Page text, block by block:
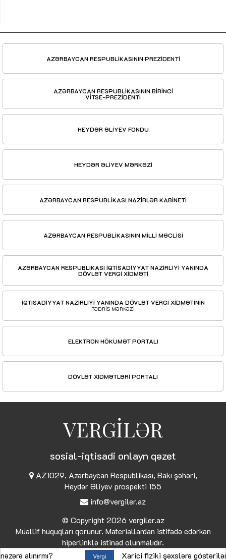
AZƏRBAYCAN RESPUBLİKASININ PREZİDENTİ
AZƏRBAYCAN RESPUBLİKASININ BİRİNCİ
VİTSE-PREZİDENTİ
HEYDƏR ƏLİYEV FONDU
HEYDƏR ƏLİYEV MƏRKƏZİ
AZƏRBAYCAN RESPUBLİKASI NAZİRLƏR KABİNETİ
AZƏRBAYCAN RESPUBLİKASININ MİLLİ MƏCLİSİ
AZƏRBAYCAN RESPUBLİKASI İQTİSADİYYAT NAZİRLİYİ YANINDA
DÖVLƏT VERGİ XİDMƏTİ
İQTİSADİYYAT NAZİRLİYİ YANINDA DÖVLƏT VERGİ XİDMƏTİNİN
TƏDRİS MƏRKƏZİ
ELEKTRON HÖKUMƏT PORTALI
DÖVLƏT XİDMƏTLƏRİ PORTALI
VERGİLƏR
sosial-iqtisadi onlayn qəzet
AZ1029, Azərbaycan Respublikası, Bakı şəhəri,
Heydər Əliyev prospekti 155
info@vergiler.az
© Copyright 2026 vergiler.az
Müəllif hüquqları qorunur. Materiallardan istifadə edərkən
hiperlinklə istinad olunmalıdır.
Xarici fiziki şəxslərə göstərilən